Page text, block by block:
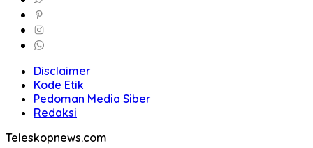
Disclaimer
Kode Etik
Pedoman Media Siber
Redaksi
Teleskopnews.com